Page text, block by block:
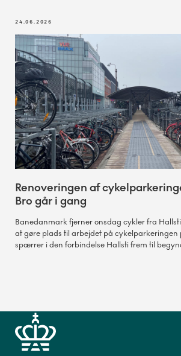
24.06.2026
Renoveringen af
Bro går i gang
Banedanmark fjerner onsdag cykler fra
at gøre plads til arbejdet på cykelparkeringen
spærrer i den forbindelse Hallsti frem til